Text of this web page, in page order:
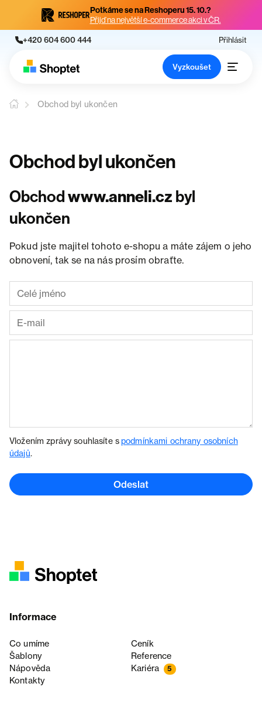
Potkáme se na Reshoperu 15. 10.?
Přijď na největší e-commerce akci v ČR.
+420 604 600 444 Přihlásit
Vyzkoušet
Obchod byl ukončen
Obchod byl ukončen
Obchodwww.anneli.cz byl
ukončen
Pokud jste majitel tohoto e-shopu a máte zájem o jeho
obnovení, tak se na nás prosím obraťte.
Vložením zprávy souhlasíte spodmínkami ochrany osobních
údajů.
Odeslat
Informace
Co umíme
Ceník
Šablony
Reference
Nápověda
Kariéra 5
Kontakty